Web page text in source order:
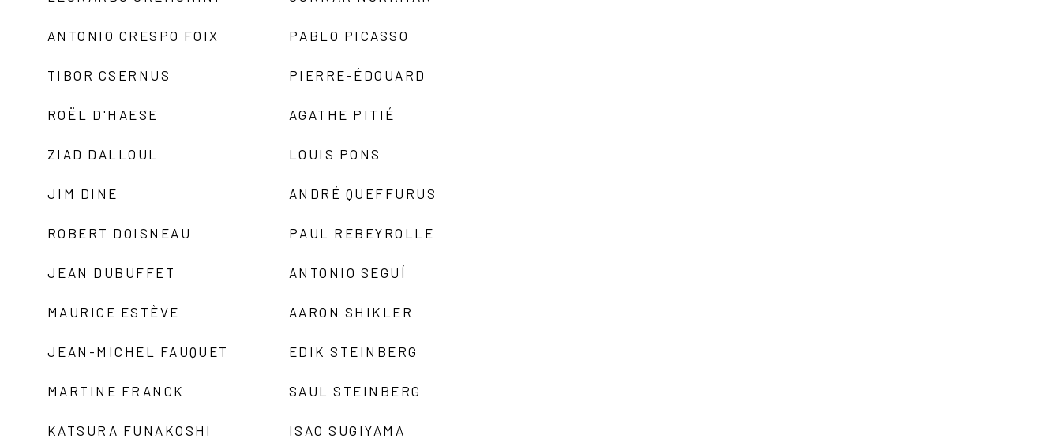
ANTONIO CRESPO FOIX
TIBOR CSERNUS
ROËL D'HAESE
ZIAD DALLOUL
JIM DINE
ROBERT DOISNEAU
JEAN DUBUFFET
MAURICE ESTÈVE
JEAN-MICHEL FAUQUET
MARTINE FRANCK
KATSURA FUNAKOSHI
PABLO PICASSO
PIERRE-ÉDOUARD
AGATHE PITIÉ
LOUIS PONS
ANDRÉ QUEFFURUS
PAUL REBEYROLLE
ANTONIO SEGUÍ
AARON SHIKLER
EDIK STEINBERG
SAUL STEINBERG
ISAO SUGIYAMA